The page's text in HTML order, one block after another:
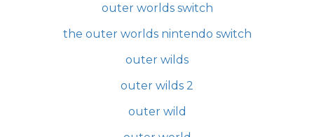
outer worlds switch
the outer worlds nintendo switch
outer wilds
outer wilds 2
outer wild